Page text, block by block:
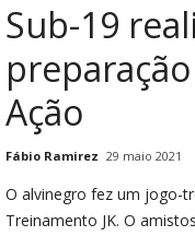
Sub-19
Ação
Fábio Ramirez 29 maio 2021
O alvinegro fez um jogo-
Treinamento JK. O